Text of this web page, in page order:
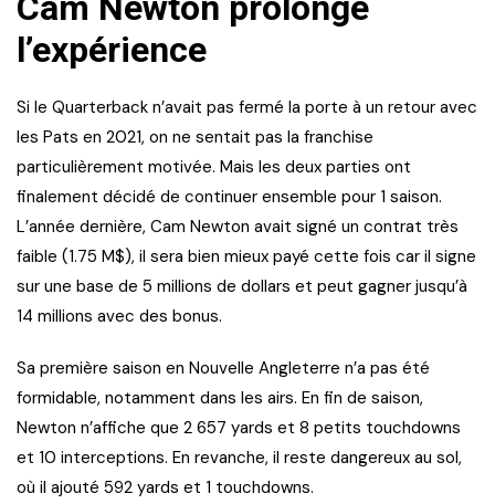
l’expérience
Si le Quarterback n’avait pas fermé la porte à un retour avec
les Pats en 2021, on ne sentait pas la franchise
particulièrement motivée. Mais les deux parties ont
finalement décidé de continuer ensemble pour 1 saison.
L’année dernière, Cam Newton avait signé un contrat très
faible (1.75 M$), il sera bien mieux payé cette fois car il signe
sur une base de 5 millions de dollars et peut gagner jusqu’à
14 millions avec des bonus.
Sa première saison en Nouvelle Angleterre n’a pas été
formidable, notamment dans les airs. En fin de saison,
Newton n’affiche que 2 657 yards et 8 petits touchdowns
et 10 interceptions. En revanche, il reste dangereux au sol,
où il ajouté 592 yards et 1 touchdowns.